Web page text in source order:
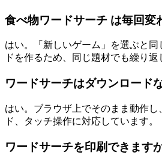
食べ物ワードサーチ は毎回変
はい。「新しいゲーム」を選ぶと同
ドを作るため、同じ題材でも繰り返
ワードサーチはダウンロード
はい。ブラウザ上でそのまま動作し
ド、タッチ操作に対応しています。
ワードサーチを印刷できます